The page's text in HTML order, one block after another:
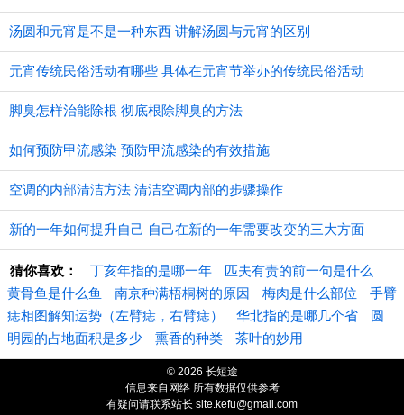
汤圆和元宵是不是一种东西 讲解汤圆与元宵的区别
元宵传统民俗活动有哪些 具体在元宵节举办的传统民俗活动
脚臭怎样治能除根 彻底根除脚臭的方法
如何预防甲流感染 预防甲流感染的有效措施
空调的内部清洁方法 清洁空调内部的步骤操作
新的一年如何提升自己 自己在新的一年需要改变的三大方面
猜你喜欢： 丁亥年指的是哪一年
匹夫有责的前一句是什么
黄骨鱼是什么鱼
南京种满梧桐树的原因 梅肉是什么部位
手臂
痣相图解知运势（左臂痣，右臂痣）
华北指的是哪几个省
圆
明园的占地面积是多少
熏香的种类 茶叶的妙用
© 2026 长短途
信息来自网络 所有数据仅供参考
有疑问请联系站长 site.kefu@gmail.com